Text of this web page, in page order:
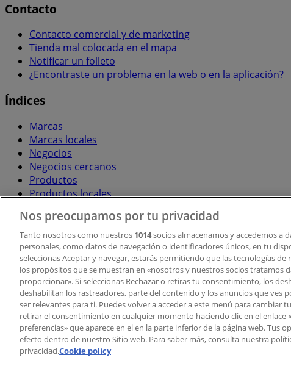
Contacto
Contacto comercial y de marketing
Tienda mal colocada en el mapa
Notificar un folleto
¿Encontraste un problema en la web o en la aplicación?
Índices
Marcas
Marcas locales
Negocios
Negocios cercanos
Productos
Productos locales
Descargar la APP Tiendeo
Copyright © Tiendeo ® 2026 · Shopfully Marketing S.L.U. –
Términos y condicionesPolítica de privacidad
Gestionar cookies
Nos preocupamos por tu privacidad
Tanto nosotros como nuestros 1014socios almacenamos y accedemos a
personales, como datos de navegación o identificadores únicos, en tu
seleccionas Aceptar y navegar, estarás permitiendo que las tecnologías de
los propósitos que se muestran en «nosotros y nuestros socios tratamos
proporcionar». Si seleccionas Rechazar o retiras tu consentimiento, los
deshabilitan los rastreadores, parte del contenido y los anuncios que ves
ser relevantes para ti. Puedes volver a acceder a este menú para cambiar
retirar el consentimiento en cualquier momento haciendo clic en el enlace
preferencias» que aparece en el en la parte inferior de la página web. Tus
efecto dentro de nuestro Sitio web. Para saber más, consulta nuestra
privacidad.Cookie policy